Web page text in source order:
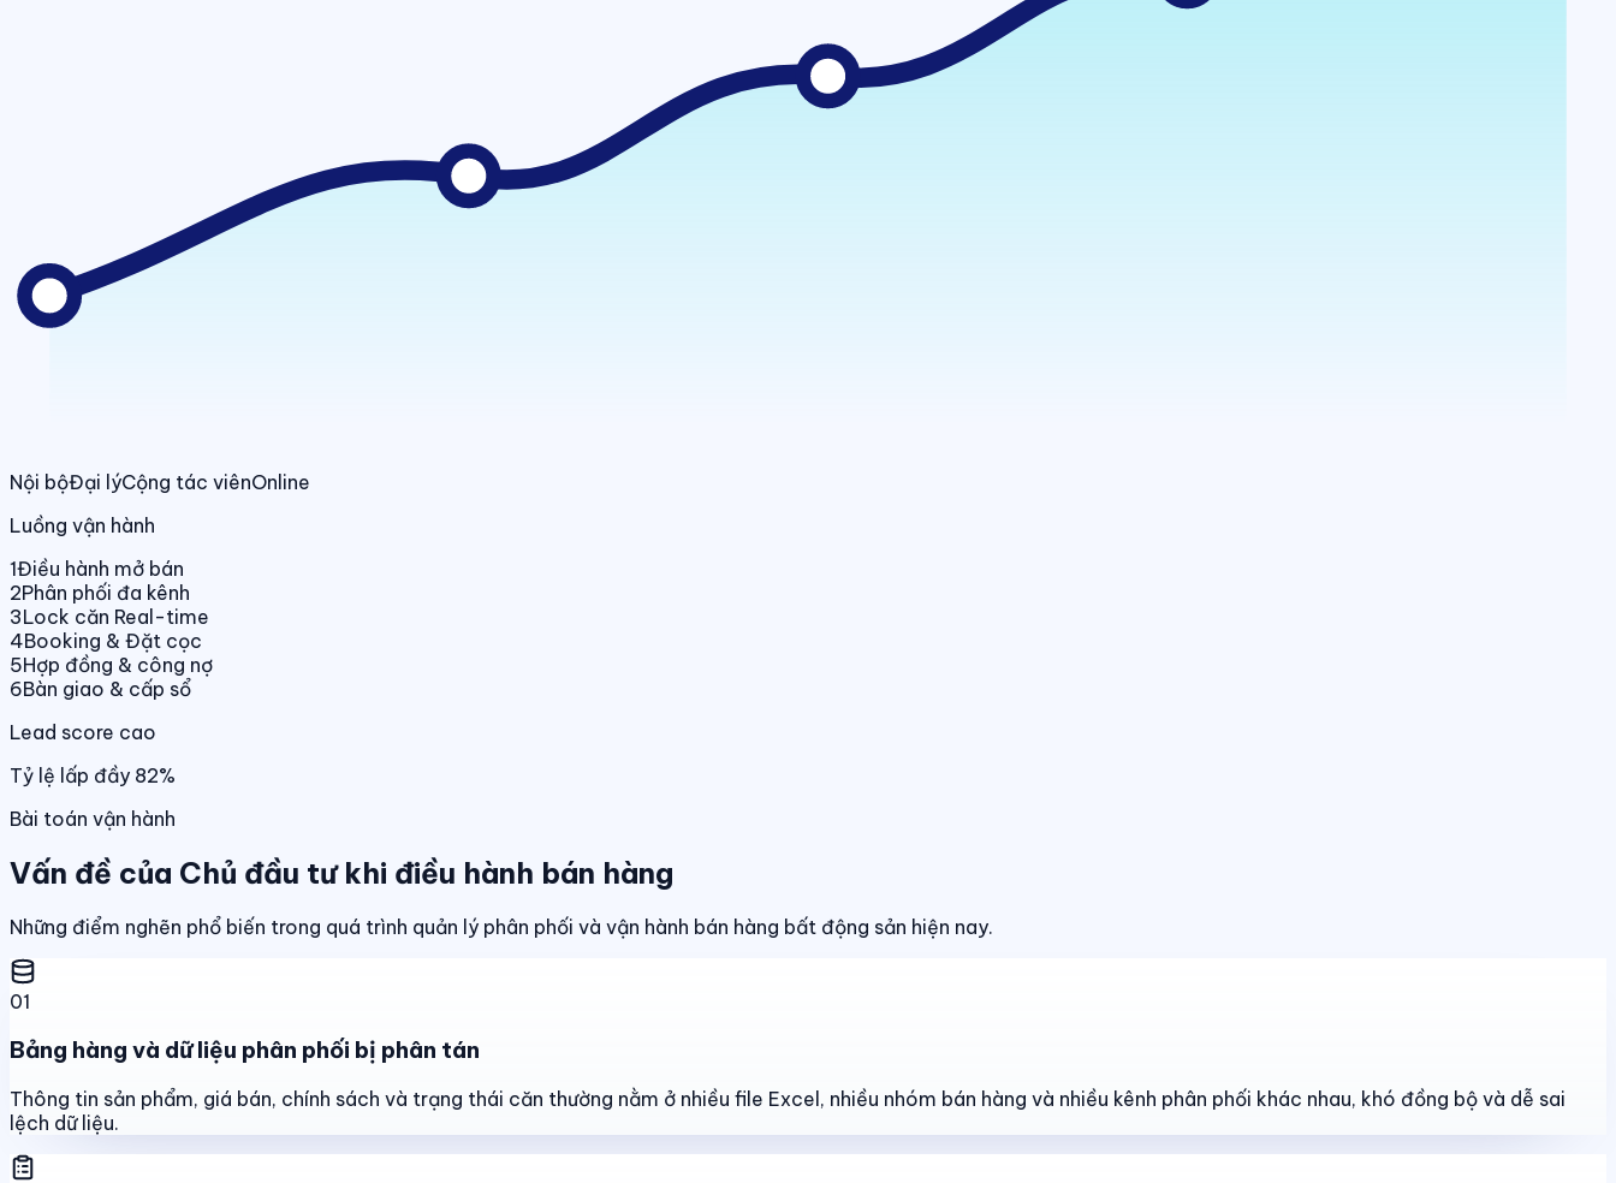
Nội bộĐại lýCộng tác viênOnline
Luồng vận hành
1Điều hành mở bán
2Phân phối đa kênh
3Lock căn Real-time
4Booking & Đặt cọc
5Hợp đồng & công nợ
6Bàn giao & cấp sổ
Lead score cao
Tỷ lệ lấp đầy 82%
Bài toán vận hành
Vấn đề của Chủ đầu tư khi điều hành bán hàng
Những điểm nghẽn phổ biến trong quá trình quản lý phân phối và vận hành bán hàng bất động sản hiện nay.
01
Bảng hàng và dữ liệu phân phối bị phân tán
Thông tin sản phẩm, giá bán, chính sách và trạng thái căn thường nằm ở nhiều file Excel, nhiều nhóm bán hàng và nhiều kênh phân phối khác nhau, khó đồng bộ và dễ sai
lệch dữ liệu.